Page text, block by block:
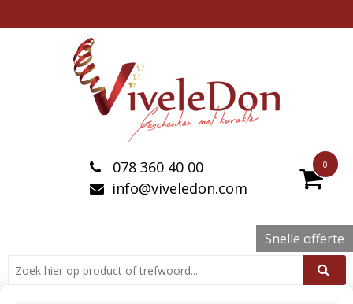
0
078 360 40 00
info@viveledon.com
Snelle offerte